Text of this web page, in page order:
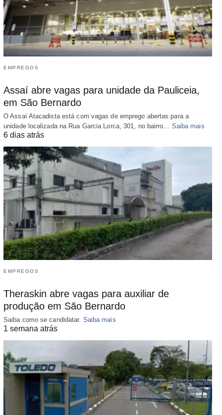
EMPREGOS
Assaí abre vagas para unidade da Pauliceia,
em São Bernardo
O Assaí Atacadista está com vagas de emprego abertas para a
unidade localizada na Rua Garcia Lorca, 301, no bairro… Saiba mais
6 dias atrás
EMPREGOS
Theraskin abre vagas para auxiliar de
produção em São Bernardo
Saiba como se candidatar. Saiba mais
1 semana atrás